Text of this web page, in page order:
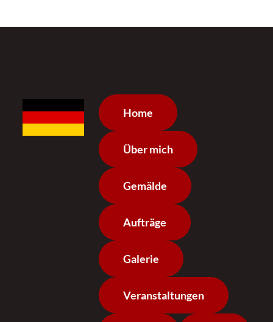
Home
Über mich
Gemälde
Aufträge
Galerie
Veranstaltungen